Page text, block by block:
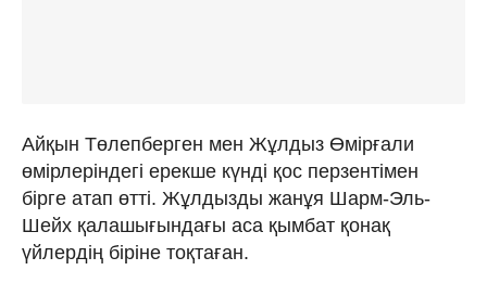
Айқын Төлепберген мен Жұлдыз Өмірғали
өмірлеріндегі ерекше күнді қос перзентімен
бірге атап өтті. Жұлдызды жанұя Шарм-Эль-
Шейх қалашығындағы аса қымбат қонақ
үйлердің біріне тоқтаған.